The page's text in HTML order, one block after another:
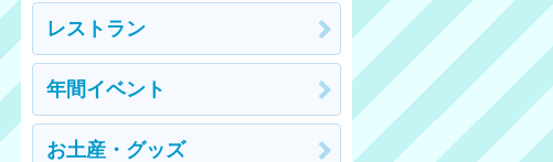
レストラン
年間イベント
お土産・グッズ